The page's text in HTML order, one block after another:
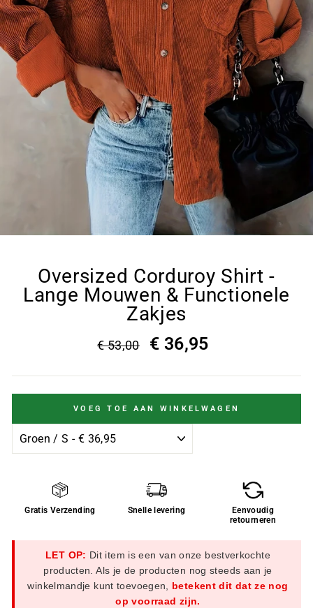
Oversized Corduroy Shirt -
Lange Mouwen & Functionele
Zakjes
€ 53,00 € 36,95
VOEG TOE AAN WINKELWAGEN
Gratis Verzending Snelle levering
Eenvoudig
retourneren
LET OP: Dit item is een van onze bestverkochte
producten. Als je de producten nog steeds aan je
winkelmandje kunt toevoegen, betekent dit dat ze nog
op voorraad zijn.